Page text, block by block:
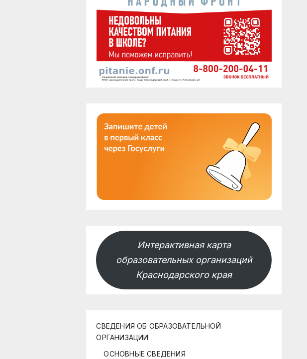
Интерактивная карта
образовательных организаций
Краснодарского края
СВЕДЕНИЯ ОБ ОБРАЗОВАТЕЛЬНОЙ
ОРГАНИЗАЦИИ
ОСНОВНЫЕ СВЕДЕНИЯ